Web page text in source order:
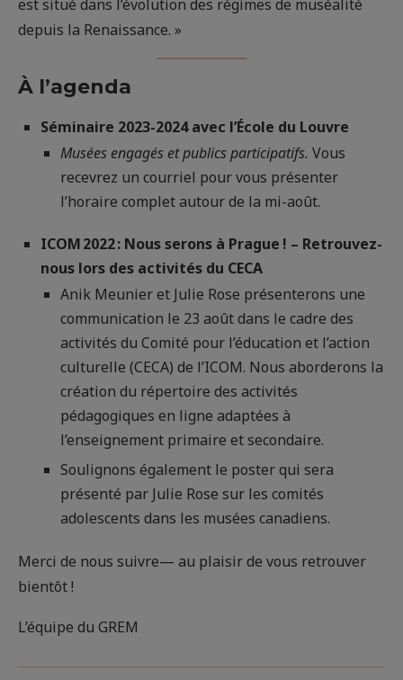
est situé dans l’évolution des régimes de muséalité
depuis la Renaissance. »
À l’agenda
Séminaire 2023-2024 avec l’École du Louvre
Musées engagés et publics participatifs. Vous
recevrez un courriel pour vous présenter
l’horaire complet autour de la mi-août.
ICOM 2022 : Nous serons à Prague ! – Retrouvez-
nous lors des activités du CECA
Anik Meunier et Julie Rose présenterons une
communication le 23 août dans le cadre des
activités du Comité pour l’éducation et l’action
culturelle (CECA) de l’ICOM. Nous aborderons la
création du répertoire des activités
pédagogiques en ligne adaptées à
l’enseignement primaire et secondaire.
Soulignons également le poster qui sera
présenté par Julie Rose sur les comités
adolescents dans les musées canadiens.
Merci de nous suivre— au plaisir de vous retrouver
bientôt !
L’équipe du GREM